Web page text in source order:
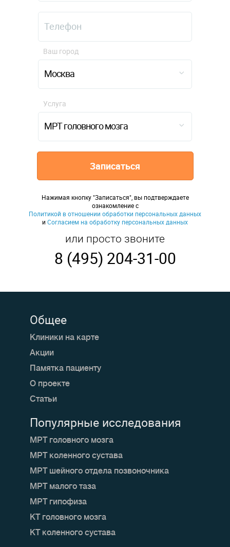
Москва
Ваш город
МРТ головного мозга
Услуга
Записаться
Нажимая кнопку "Записаться", вы подтверждаете
ознакомление с
Политикой в отношении обработки персональных данных
и Согласием на обработку персональных данных
или просто звоните
8 (495) 204-31-00
Общее
Клиники на карте
Акции
Памятка пациенту
О проекте
Статьи
Популярные исследования
МРТ головного мозга
МРТ коленного сустава
МРТ шейного отдела позвоночника
МРТ малого таза
МРТ гипофиза
КТ головного мозга
КТ коленного сустава